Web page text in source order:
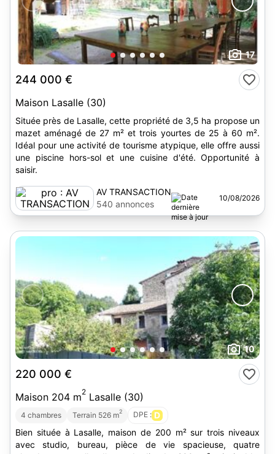
17
244 000 €
Maison Lasalle (30)
Située près de Lasalle, cette propriété de 3,5 ha propose un
mazet aménagé de 27 m² et trois yourtes de 25 à 60 m².
Idéal pour une activité de tourisme atypique, elle offre aussi
une piscine hors-sol et une cuisine d'été. Opportunité à
saisir.
AV TRANSACTION
540 annonces
10/08/2026
10
220 000 €
Maison 204 m2 Lasalle (30)
4 chambres Terrain 526 m2 DPE : D
Bien située à Lasalle, maison de 200 m² sur trois niveaux
avec studio, bureau, pièce de vie spacieuse, quatre